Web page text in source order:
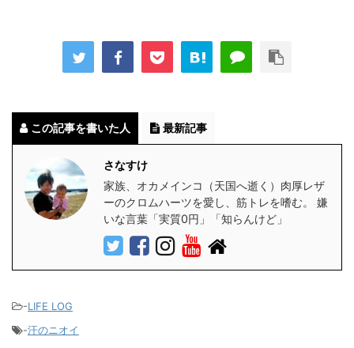
この記事を書いた人 最新記事
さなすけ
家族、オカメインコ（天国へ逝く）肉厚レザ
ーのクロムハーツを愛し、筋トレを嗜む。 嫌
いな言葉「実質0円」「知らんけど」
-LIFE LOG
-汗のニオイ